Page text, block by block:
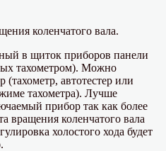
коленчатого вала.
в щиток приборов панели
тахометром). Можно
автотестер или
тахометра). Лучше
прибор так как более
вращения коленчатого вала
холостого хода будет